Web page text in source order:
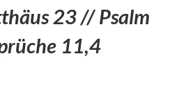
23 // Psalm
11,4